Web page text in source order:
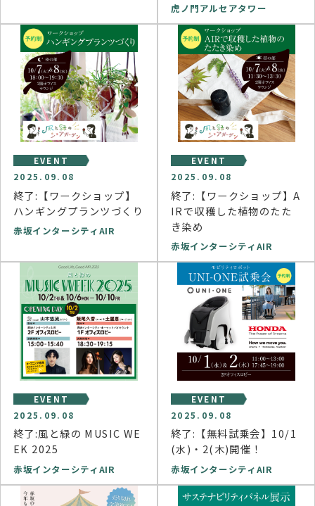
虎ノ門アルセアタワー
EVENT
2025.09.08
終了:【ワークショップ】
ハンギングプランツづくり
赤坂インターシティAIR
EVENT
2025.09.08
終了:【ワークショップ】A
IRで収穫した植物のたた
き染め
赤坂インターシティAIR
EVENT
2025.09.08
終了:風と緑の MUSIC WE
EK 2025
赤坂インターシティAIR
EVENT
2025.09.08
終了:【無料試乗会】10/1
(水)・2(木)開催！
赤坂インターシティAIR